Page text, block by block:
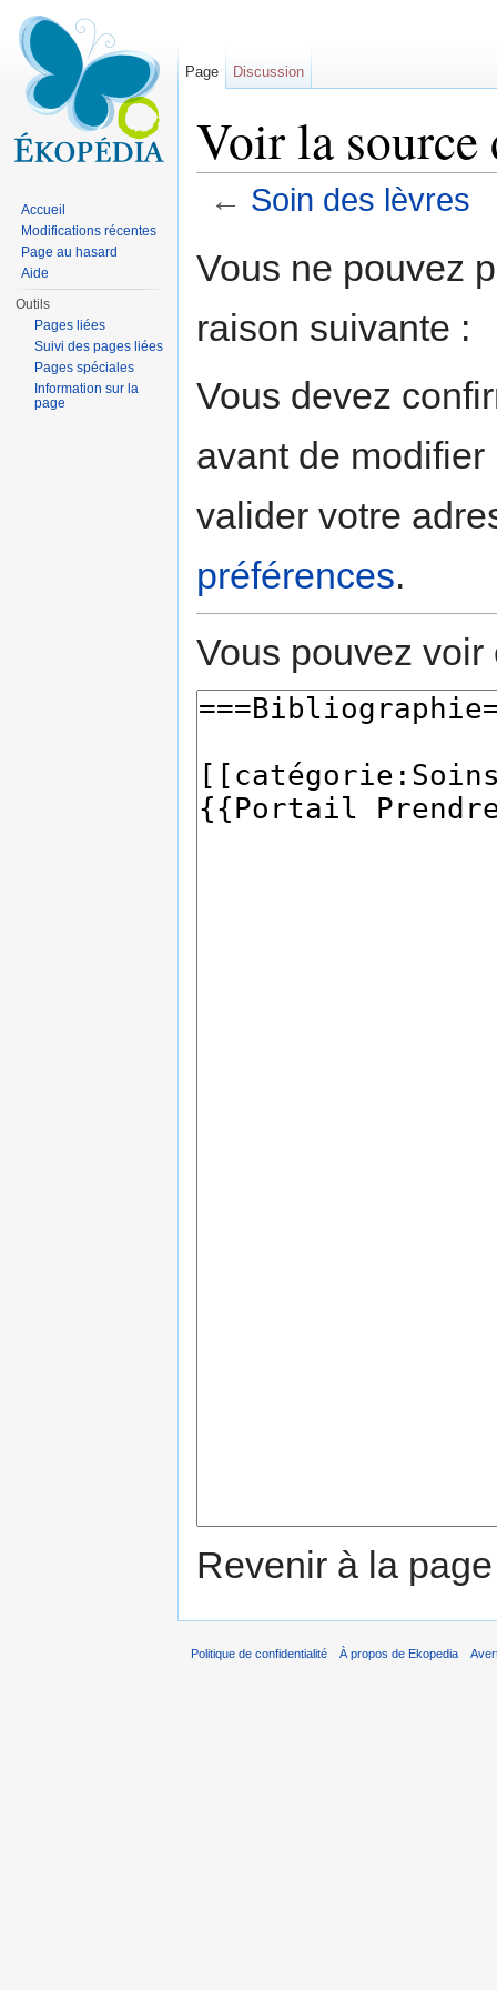
Voir la source
← Soin des lèvres
Vous ne pouvez
raison suivante :
Vous devez
avant de
valider votre
préférences.
Vous pouvez
Revenir à la
Page Discussion
Accueil
Modifications récentes
Page au hasard
Aide
Outils
Pages liées
Suivi des pages liées
Pages spéciales
Information sur la
page
Politique de confidentialité À propos de Ekopedia